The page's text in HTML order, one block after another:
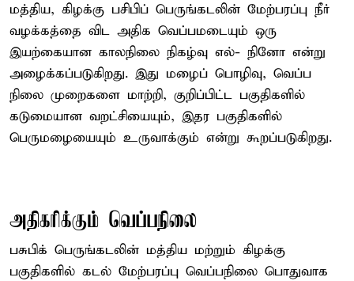
மத்திய, கிழக்கு பசிபிப் பெருங்கடலின் மேற்பரப்பு நீர்
வழக்கத்தை விட அதிக வெப்பமடையும் ஒரு
இயற்கையான காலநிலை நிகழ்வு எல்- நினோ என்று
அழைக்கப்படுகிறது. இது மழைப் பொழிவு, வெப்ப
நிலை முறைகளை மாற்றி, குறிப்பிட்ட பகுதிகளில்
கடுமையான வறட்சியையும், இதர பகுதிகளில்
பெருமழையையும் உருவாக்கும் என்று கூறப்படுகிறது.
அதிகரிக்கும் வெப்பநிலை
பசுபிக் பெருங்கடலின் மத்திய மற்றும் கிழக்கு
பகுதிகளில் கடல் மேற்பரப்பு வெப்பநிலை பொதுவாக